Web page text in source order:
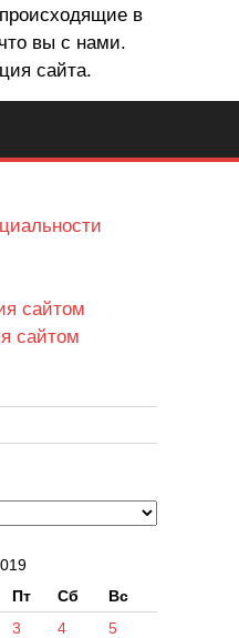
в
вы с нами.
сайта.
сайтом
сайтом
Пт Сб
Вс
3 4 5